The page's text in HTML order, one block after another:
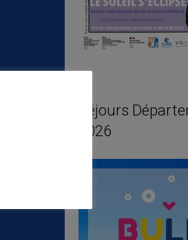
Séjours
2026